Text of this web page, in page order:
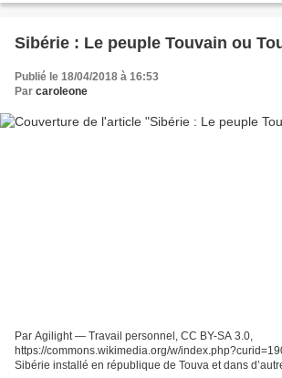
Sibérie : Le peuple Touvain ou
Publié le 18/04/2018 à 16:53
Par caroleone
Par Agilight — Travail personnel, CC BY-SA 3.0,
https://commons.wikimedia.org/w/
Sibérie installé en république de Touva et dans